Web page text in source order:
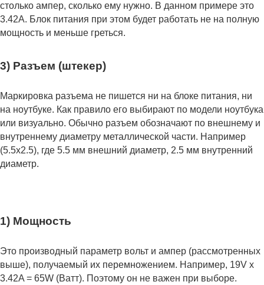
столько ампер, сколько ему нужно. В данном примере это
3.42А. Блок питания при этом будет работать не на полную
мощность и меньше греться.
3) Разъем (штекер)
Маркировка разъема не пишется ни на блоке питания, ни
на ноутбуке. Как правило его выбирают по модели ноутбука
или визуально. Обычно разъем обозначают по внешнему и
внутреннему диаметру металлической части. Например
(5.5x2.5), где 5.5 мм внешний диаметр, 2.5 мм внутренний
диаметр.
1) Мощность
Это производный параметр вольт и ампер (рассмотренных
выше), получаемый их перемножением. Например, 19V x
3.42A = 65W (Ватт). Поэтому он не важен при выборе.